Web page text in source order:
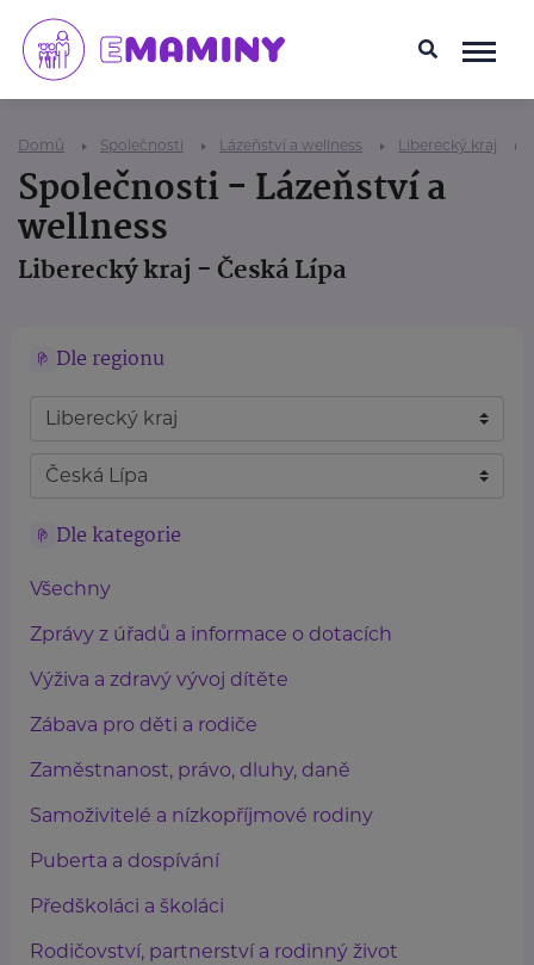
Domů Společnosti Lázeňství a wellness Liberecký kraj
Společnosti - Lázeňství a
wellness
Liberecký kraj - Česká Lípa
Dle regionu
Dle kategorie
Všechny
Zprávy z úřadů a informace o dotacích
Výživa a zdravý vývoj dítěte
Zábava pro děti a rodiče
Zaměstnanost, právo, dluhy, daně
Samoživitelé a nízkopříjmové rodiny
Puberta a dospívání
Předškoláci a školáci
Rodičovství, partnerství a rodinný život